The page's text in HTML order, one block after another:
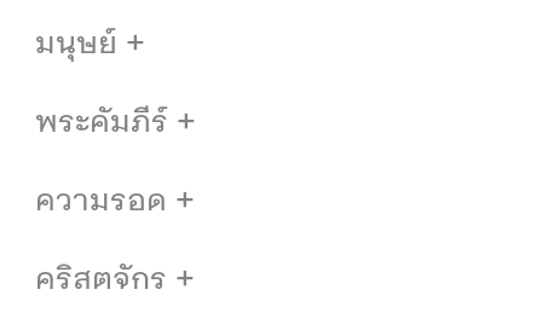
มนุษย์ +
พระคัมภีร์ +
ความรอด +
คริสตจักร +